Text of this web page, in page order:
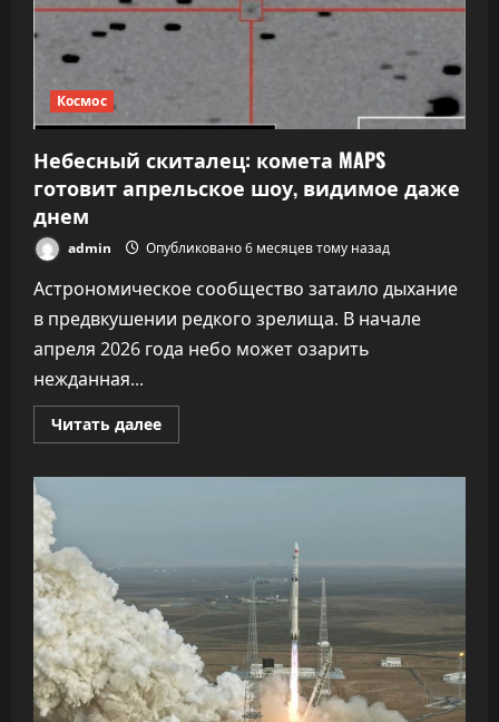
Космос
Небесный скиталец: комета MAPS
готовит апрельское шоу, видимое даже
днем
admin Опубликовано 6 месяцев тому назад
Астрономическое сообщество затаило дыхание
в предвкушении редкого зрелища. В начале
апреля 2026 года небо может озарить
нежданная...
Читать далееПрочитать
больше
шоу,
видимое
даже
днем